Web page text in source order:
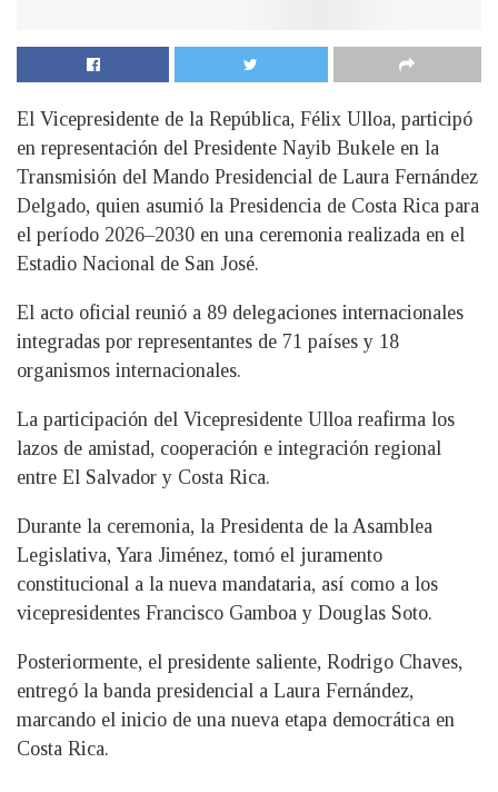
El Vicepresidente de la República, Félix Ulloa, participó
en representación del Presidente Nayib Bukele en la
Transmisión del Mando Presidencial de Laura Fernández
Delgado, quien asumió la Presidencia de Costa Rica para
el período 2026–2030 en una ceremonia realizada en el
Estadio Nacional de San José.
El acto oficial reunió a 89 delegaciones internacionales
integradas por representantes de 71 países y 18
organismos internacionales.
La participación del Vicepresidente Ulloa reafirma los
lazos de amistad, cooperación e integración regional
entre El Salvador y Costa Rica.
Durante la ceremonia, la Presidenta de la Asamblea
Legislativa, Yara Jiménez, tomó el juramento
constitucional a la nueva mandataria, así como a los
vicepresidentes Francisco Gamboa y Douglas Soto.
Posteriormente, el presidente saliente, Rodrigo Chaves,
entregó la banda presidencial a Laura Fernández,
marcando el inicio de una nueva etapa democrática en
Costa Rica.